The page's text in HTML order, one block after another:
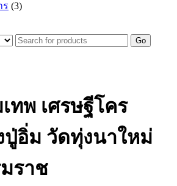
ร (3)
Go
ทพ เศรษฐีโคร
ปู่อิ่ม วัดทุ่งนาใหม่
ราช